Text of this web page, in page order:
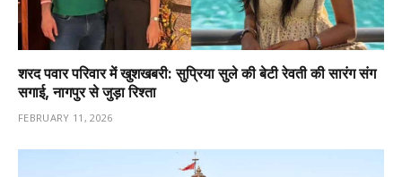
शरद पवार परिवार में खुशखबरी: सुप्रिया सुले की बेटी रेवती की सारंग संग
सगाई, नागपुर से जुड़ा रिश्ता
FEBRUARY 11, 2026